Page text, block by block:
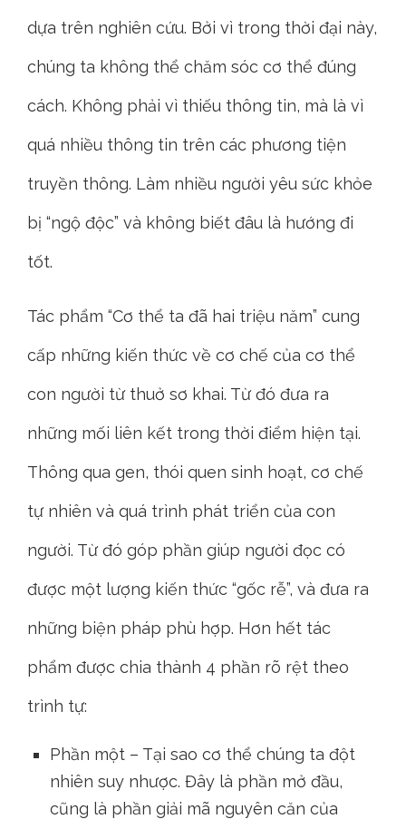
dựa trên nghiên cứu. Bởi vì trong thời đại này,
chúng ta không thể chăm sóc cơ thể đúng
cách. Không phải vì thiếu thông tin, mà là vì
quá nhiều thông tin trên các phương tiện
truyền thông. Làm nhiều người yêu sức khỏe
bị “ngộ độc” và không biết đâu là hướng đi
tốt.
Tác phẩm “Cơ thể ta đã hai triệu năm” cung
cấp những kiến thức về cơ chế của cơ thể
con người từ thuở sơ khai. Từ đó đưa ra
những mối liên kết trong thời điểm hiện tại.
Thông qua gen, thói quen sinh hoạt, cơ chế
tự nhiên và quá trình phát triển của con
người. Từ đó góp phần giúp người đọc có
được một lượng kiến thức “gốc rễ”, và đưa ra
những biện pháp phù hợp. Hơn hết tác
phẩm được chia thành 4 phần rõ rệt theo
trình tự:
Phần một – Tại sao cơ thể chúng ta đột
nhiên suy nhược. Đây là phần mở đầu,
cũng là phần giải mã nguyên căn của